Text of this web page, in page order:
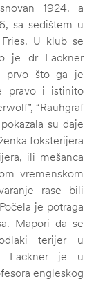
1924. a
sa sedištem u
U klub se
je dr Lackner
prvo što ga je
pravo i istinito
“Rauhgraf
su daje
foksterijera
ili mešanca
vremenskom
rase bili
je potraga
Mapori da se
terijer u
Lackner je u
engleskog